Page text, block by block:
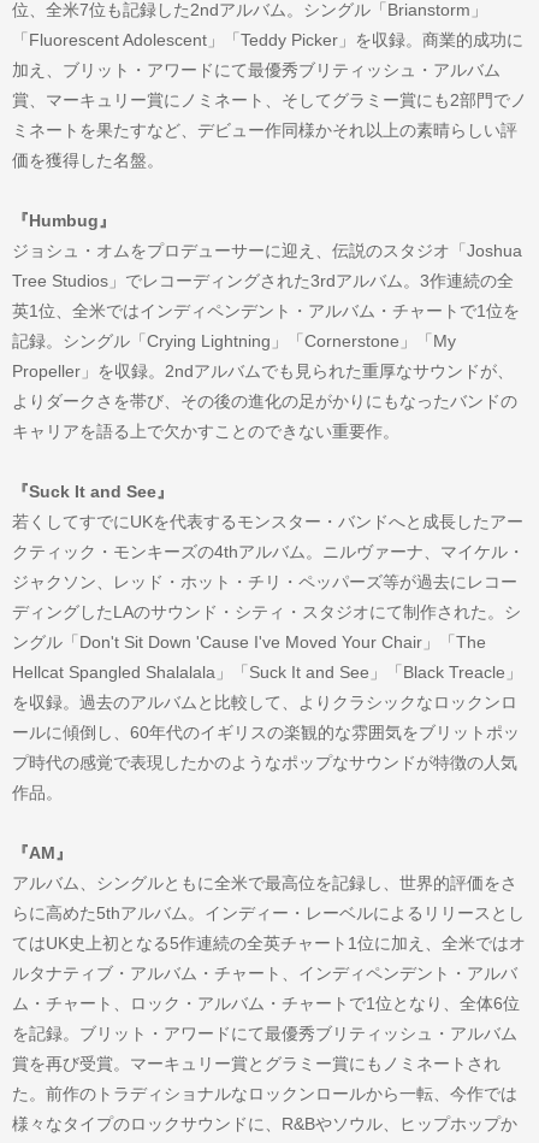
位、全米7位も記録した2ndアルバム。シングル「Brianstorm」
「Fluorescent Adolescent」「Teddy Picker」を収録。商業的成功に
加え、ブリット・アワードにて最優秀ブリティッシュ・アルバム
賞、マーキュリー賞にノミネート、そしてグラミー賞にも2部門でノ
ミネートを果たすなど、デビュー作同様かそれ以上の素晴らしい評
価を獲得した名盤。
『Humbug』
ジョシュ・オムをプロデューサーに迎え、伝説のスタジオ「Joshua
Tree Studios」でレコーディングされた3rdアルバム。3作連続の全
英1位、全米ではインディペンデント・アルバム・チャートで1位を
記録。シングル「Crying Lightning」「Cornerstone」「My
Propeller」を収録。2ndアルバムでも見られた重厚なサウンドが、
よりダークさを帯び、その後の進化の足がかりにもなったバンドの
キャリアを語る上で欠かすことのできない重要作。
『Suck It and See』
若くしてすでにUKを代表するモンスター・バンドへと成長したアー
クティック・モンキーズの4thアルバム。ニルヴァーナ、マイケル・
ジャクソン、レッド・ホット・チリ・ペッパーズ等が過去にレコー
ディングしたLAのサウンド・シティ・スタジオにて制作された。シ
ングル「Don't Sit Down 'Cause I've Moved Your Chair」「The
Hellcat Spangled Shalalala」「Suck It and See」「Black Treacle」
を収録。過去のアルバムと比較して、よりクラシックなロックンロ
ールに傾倒し、60年代のイギリスの楽観的な雰囲気をブリットポッ
プ時代の感覚で表現したかのようなポップなサウンドが特徴の人気
作品。
『AM』
アルバム、シングルともに全米で最高位を記録し、世界的評価をさ
らに高めた5thアルバム。インディー・レーベルによるリリースとし
てはUK史上初となる5作連続の全英チャート1位に加え、全米ではオ
ルタナティブ・アルバム・チャート、インディペンデント・アルバ
ム・チャート、ロック・アルバム・チャートで1位となり、全体6位
を記録。ブリット・アワードにて最優秀ブリティッシュ・アルバム
賞を再び受賞。マーキュリー賞とグラミー賞にもノミネートされ
た。前作のトラディショナルなロックンロールから一転、今作では
様々なタイプのロックサウンドに、R&Bやソウル、ヒップホップか